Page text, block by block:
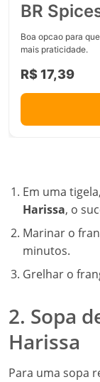
BR
Boa opcao para
mais praticidade.
R$ 17,39
Em uma
Harissa, o
Marinar o
minutos.
Grelhar o
2. Sopa
Harissa
Para uma sopa